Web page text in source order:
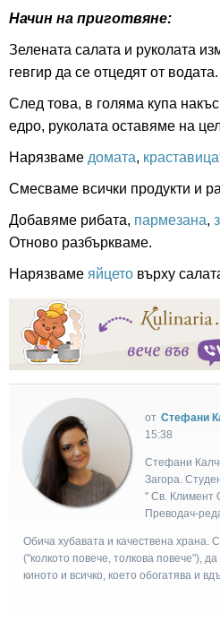
Начин на приготвяне:
Зелената салата и руколата
гевгир да се отцедят от водата.
След това, в голяма купа
едро, руколата оставяме на
Нарязваме домата,
Смесваме всички продукти и
Добавяме рибата, пармезана,
Отново разбъркваме.
Нарязваме яйцето върху
от Стефани
15:38
Стефани
Загора.
" Св. Климент
Преводач-
Обича хубавата и качествена храна.
("колкото повече, толкова повече"),
киното и всичко, което обогатява и